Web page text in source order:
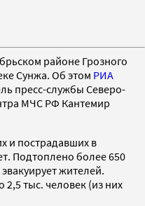
районе Грозного
Сунжа. Об этом РИА
пресс-службы Северо-
МЧС РФ Кантемир
и пострадавших в
Подтоплено более 650
жителей.
2,5 тыс. человек (из них